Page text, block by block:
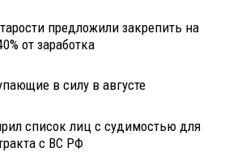
предложили закрепить на
от заработка
в силу в августе
список лиц с судимостью для
с ВС РФ